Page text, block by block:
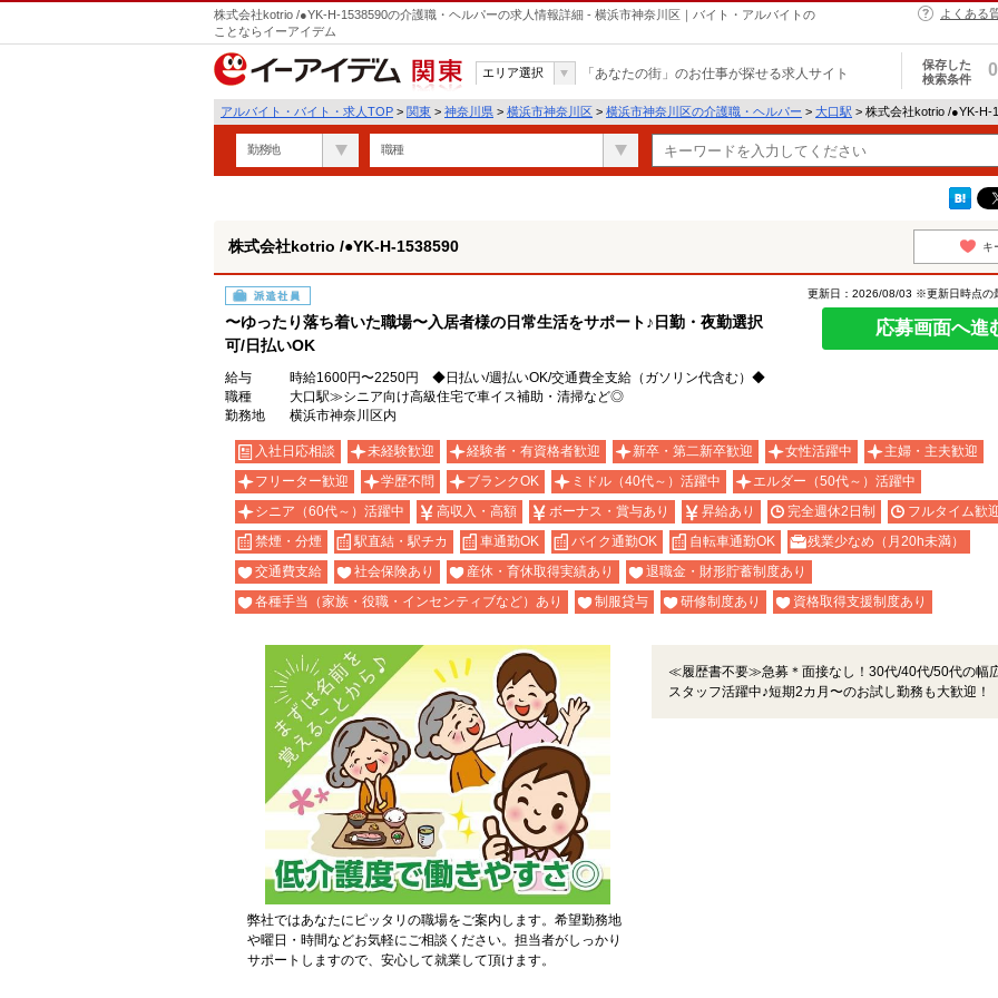
株式会社kotrio /●YK-H-1538590の介護職・ヘルパーの求人情報詳細 - 横浜市神奈川区｜バイト・アルバイトの
ことならイーアイデム
よくある
関東
エリア選択 「あなたの街」のお仕事が探せる求人サイト
保存した
検索条件
0
アルバイト・バイト・求人TOP > 関東 > 神奈川県 > 横浜市神奈川区 > 横浜市神奈川区の介護職・ヘルパー > 大口駅 > 株式会社kotrio /●YK-H-
勤務地 職種
株式会社kotrio /●YK-H-1538590 キ
派遣社員
〜ゆったり落ち着いた職場〜入居者様の日常生活をサポート♪日勤・夜勤選択
可/日払いOK
更新日：2026/08/03 ※更新日時点の
応募画面へ進
給与
時給1600円〜2250円 ◆日払い/週払いOK/交通費全支給（ガソリン代含む）◆
職種
大口駅≫シニア向け高級住宅で車イス補助・清掃など◎
勤務地
横浜市神奈川区内
入社日応相談 未経験歓迎 経験者・有資格者歓迎 新卒・第二新卒歓迎 女性活躍中
主婦・主夫歓迎
フリーター歓迎
学歴不問 ブランクOK ミドル（40代～）活躍中
エルダー（50代～）活躍中
シニア（60代～）活躍中
高収入・高額 ボーナス・賞与あり 昇給あり 完全週休2日制
フルタイム歓
禁煙・分煙
駅直結・駅チカ 車通勤OK バイク通勤OK 自転車通勤OK
残業少なめ（月20h未満）
交通費支給
社会保険あり 産休・育休取得実績あり
退職金・財形貯蓄制度あり
各種手当（家族・役職・インセンティブなど）あり
制服貸与 研修制度あり 資格取得支援制度あり
弊社ではあなたにピッタリの職場をご案内します。希望勤務地
や曜日・時間などお気軽にご相談ください。担当者がしっかり
サポートしますので、安心して就業して頂けます。
≪履歴書不要≫急募＊面接なし！30代/40代/50代の幅
スタッフ活躍中♪短期2カ月〜のお試し勤務も大歓迎！